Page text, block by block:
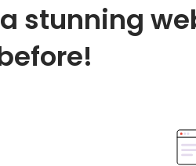
stunning